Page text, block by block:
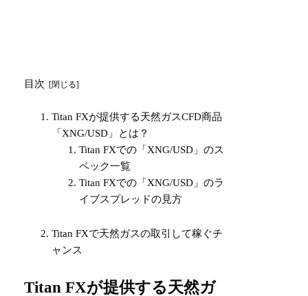
目次
Titan FXが提供する天然ガスCFD商品
「XNG/USD」とは？
Titan FXでの「XNG/USD」のス
ペック一覧
Titan FXでの「XNG/USD」のラ
イブスプレッドの見方
Titan FXで天然ガスの取引して稼ぐチ
ャンス
Titan FXが提供する天然ガ